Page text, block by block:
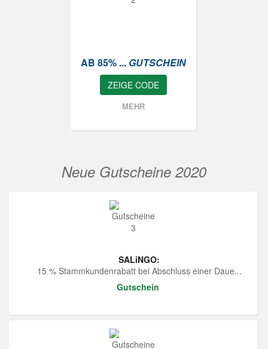
AB 85% ... GUTSCHEIN
ZEIGE CODE
MEHR
Neue Gutscheine 2020
SALiNGO:
15 % Stammkundenrabatt bei Abschluss einer Daue...
Gutschein